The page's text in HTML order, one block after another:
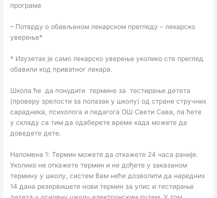
програма
– Потврду о обављеном лекарском прегледу – лекарско
уверење*
* Изузетак је само лекарско уверење уколико сте преглед
обавили код приватног лекара.
Школа ће да понудити термине за тестирање детета
(проверу зрелости за полазак у школу) од стране стручних
сарадника, психолога и педагога ОШ Свети Сава, па ћете
у складу са тим да одаберете време када можете да
доведете дете.
Напомена 1: Термин можете да откажете 24 часа раније.
Уколико не откажете термин и не дођете у заказаном
термину у школу, систем Вам неће дозволити да наредних
14 дана резервишете нови термин за упис и тестирање